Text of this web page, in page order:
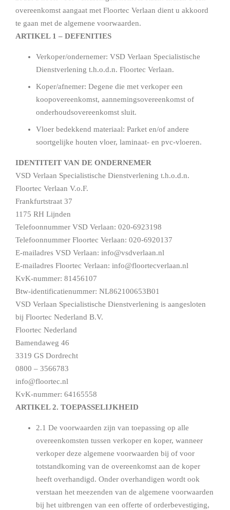
overeenkomst aangaat met Floortec Verlaan dient u akkoord
te gaan met de algemene voorwaarden.
ARTIKEL 1 – DEFENITIES
Verkoper/ondernemer: VSD Verlaan Specialistische
Dienstverlening t.h.o.d.n. Floortec Verlaan.
Koper/afnemer: Degene die met verkoper een
koopovereenkomst, aannemingsovereenkomst of
onderhoudsovereenkomst sluit.
Vloer bedekkend materiaal: Parket en/of andere
soortgelijke houten vloer, laminaat- en pvc-vloeren.
IDENTITEIT VAN DE ONDERNEMER
VSD Verlaan Specialistische Dienstverlening t.h.o.d.n.
Floortec Verlaan V.o.F.
Frankfurtstraat 37
1175 RH Lijnden
Telefoonnummer VSD Verlaan: 020-6923198
Telefoonnummer Floortec Verlaan: 020-6920137
E-mailadres VSD Verlaan: info@vsdverlaan.nl
E-mailadres Floortec Verlaan: info@floortecverlaan.nl
KvK-nummer: 81456107
Btw-identificatienummer: NL862100653B01
VSD Verlaan Specialistische Dienstverlening is aangesloten
bij Floortec Nederland B.V.
Floortec Nederland
Bamendaweg 46
3319 GS Dordrecht
0800 – 3566783
info@floortec.nl
KvK-nummer: 64165558
ARTIKEL 2. TOEPASSELIJKHEID
2.1 De voorwaarden zijn van toepassing op alle
overeenkomsten tussen verkoper en koper, wanneer
verkoper deze algemene voorwaarden bij of voor
totstandkoming van de overeenkomst aan de koper
heeft overhandigd. Onder overhandigen wordt ook
verstaan het meezenden van de algemene voorwaarden
bij het uitbrengen van een offerte of orderbevestiging,